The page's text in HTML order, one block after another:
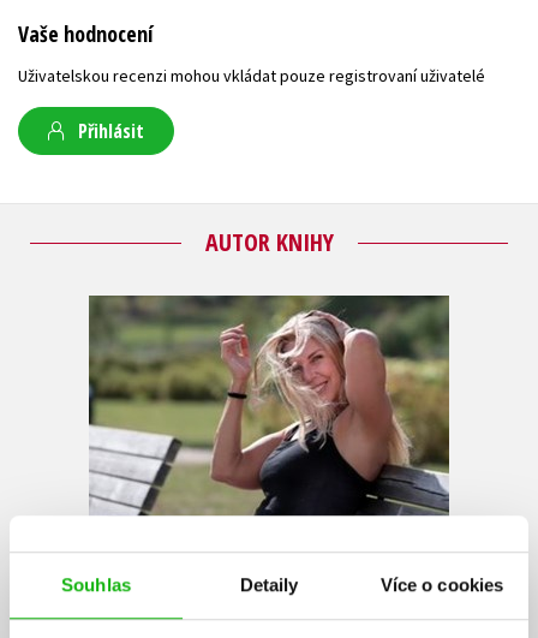
Souhlas Detaily Více o cookies
Vaše hodnocení
Uživatelskou recenzi mohou vkládat pouze registrovaní uživatelé
Přihlásit
AUTOR KNIHY
Dana Škorpilová